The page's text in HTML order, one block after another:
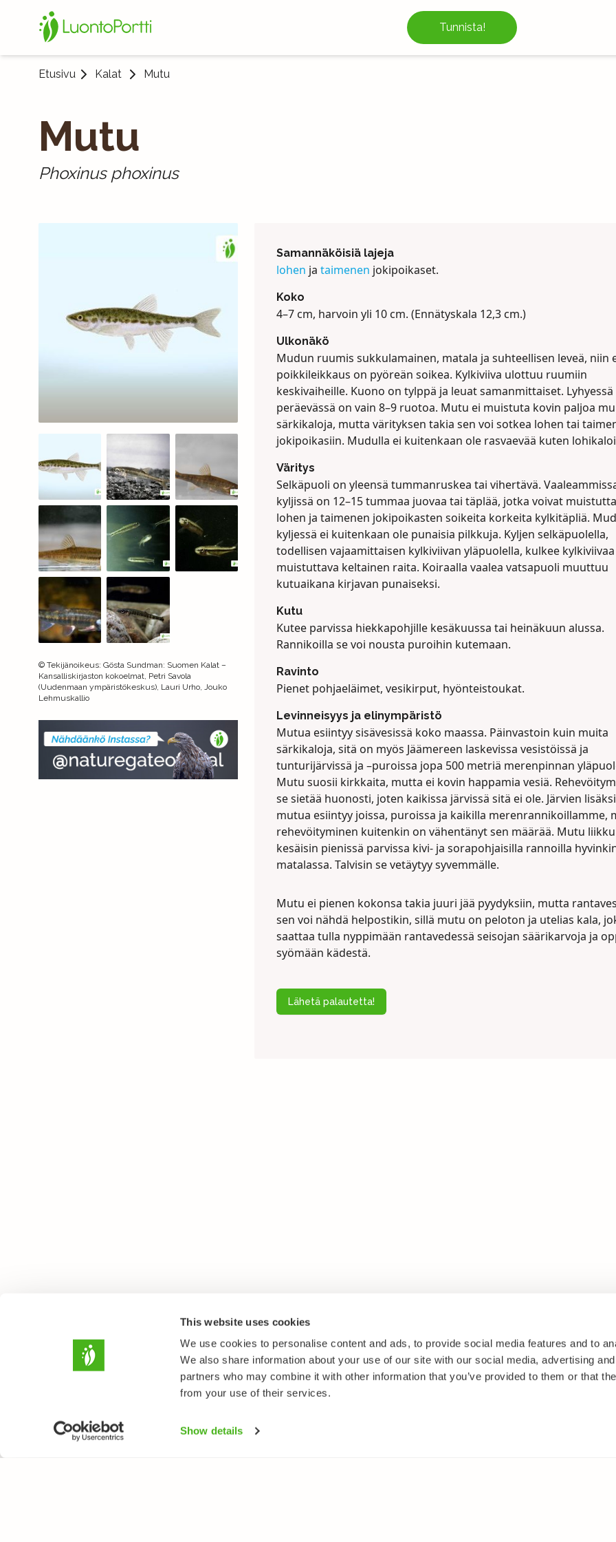
This website uses cookies
We use cookies to personalise content and ads, to provide social media features and to
We also share information about your use of our site with our social media, advertising
partners who may combine it with other information that you’ve provided to them or that
from your use of their services.
Show details
Tunnista!
Etusivu Kalat Mutu
Mutu
Phoxinus phoxinus
© Tekijänoikeus: Gösta Sundman: Suomen Kalat –
Kansalliskirjaston kokoelmat, Petri Savola
(Uudenmaan ympäristökeskus), Lauri Urho, Jouko
Lehmuskallio
Samannäköisiä lajeja
lohen ja taimenen jokipoikaset.
Koko
4–7 cm, harvoin yli 10 cm. (Ennätyskala 12,3 cm.)
Ulkonäkö
Mudun ruumis sukkulamainen, matala ja suhteellisen leveä, niin
poikkileikkaus on pyöreän soikea. Kylkiviiva ulottuu ruumiin
keskivaiheille. Kuono on tylppä ja leuat samanmittaiset. Lyhyessä
peräevässä on vain 8–9 ruotoa. Mutu ei muistuta kovin paljoa
särkikaloja, mutta värityksen takia sen voi sotkea lohen tai
jokipoikasiin. Mudulla ei kuitenkaan ole rasvaevää kuten
Väritys
Selkäpuoli on yleensä tummanruskea tai vihertävä.
kyljissä on 12–15 tummaa juovaa tai täplää, jotka voivat
lohen ja taimenen jokipoikasten soikeita korkeita kylkitäpliä.
kyljessä ei kuitenkaan ole punaisia pilkkuja. Kyljen selkäpuolella,
todellisen vajaamittaisen kylkiviivan yläpuolella, kulkee kylkiviivaa
muistuttava keltainen raita. Koiraalla vaalea vatsapuoli muuttuu
kutuaikana kirjavan punaiseksi.
Kutu
Kutee parvissa hiekkapohjille kesäkuussa tai heinäkuun alussa.
Rannikoilla se voi nousta puroihin kutemaan.
Ravinto
Pienet pohjaeläimet, vesikirput, hyönteistoukat.
Levinneisyys ja elinympäristö
Mutua esiintyy sisävesissä koko maassa. Päinvastoin kuin muita
särkikaloja, sitä on myös Jäämereen laskevissa vesistöissä ja
tunturijärvissä ja –puroissa jopa 500 metriä merenpinnan
Mutu suosii kirkkaita, mutta ei kovin happamia vesiä.
se sietää huonosti, joten kaikissa järvissä sitä ei ole. Järvien lisäksi
mutua esiintyy joissa, puroissa ja kaikilla merenrannikoillamme,
rehevöityminen kuitenkin on vähentänyt sen määrää. Mutu
kesäisin pienissä parvissa kivi- ja sorapohjaisilla rannoilla
matalassa. Talvisin se vetäytyy syvemmälle.
Mutu ei pienen kokonsa takia juuri jää pyydyksiin, mutta
sen voi nähdä helpostikin, sillä mutu on peloton ja utelias kala,
saattaa tulla nyppimään rantavedessä seisojan säärikarvoja ja
syömään kädestä.
Lähetä palautetta!